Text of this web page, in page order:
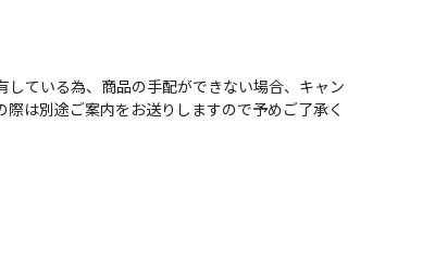
ている為、商品の手配ができない場合、キャン
は別途ご案内をお送りしますので予めご了承く